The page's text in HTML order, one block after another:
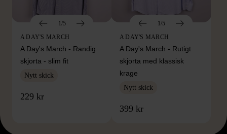
1/5
A DAY'S MARCH
A Day's March - Randig
skjorta - slim fit
Nytt skick
229 kr
1/5
A DAY'S MARCH
A Day's March - Rutigt
skjorta med klassisk
krage
Nytt skick
399 kr